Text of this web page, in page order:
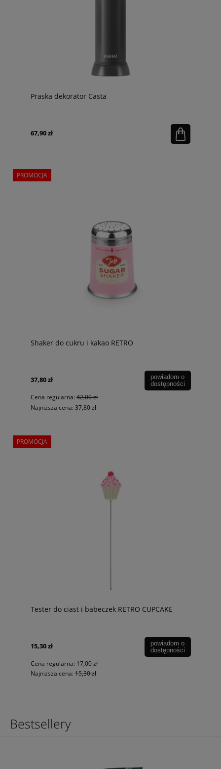
Praska dekorator Casta
67,90 zł
Shaker do cukru i kakao RETRO
37,80 zł
Cena regularna: 42,00 zł
Najniższa cena: 37,80 zł
powiadom o
dostępności
PROMOCJA
Tester do ciast i babeczek RETRO CUPCAKE
15,30 zł
Cena regularna: 17,00 zł
Najniższa cena: 15,30 zł
powiadom o
dostępności
PROMOCJA
Bestsellery